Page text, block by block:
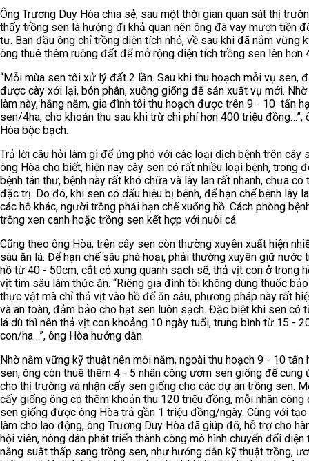
Ông Trương Duy Hòa chia sẻ, sau một thời gian quan sát thị
thấy trồng sen là hướng đi khả quan nên ông đã vay mượn tiền
tư. Ban đầu ông chỉ trồng diện tích nhỏ, về sau khi đã nắm vững
ông thuê thêm ruộng đất để mở rộng diện tích trồng sen lên hơn
“Mỗi mùa sen tôi xử lý đất 2 lần. Sau khi thu hoạch mỗi vụ sen,
được cày xới lại, bón phân, xuống giống để sản xuất vụ mới. Nhờ
làm này, hằng năm, gia đình tôi thu hoạch được trên 9 - 10 tấn
sen/4ha, cho khoản thu sau khi trừ chi phí hơn 400 triệu đồng…”,
Hòa bộc bạch.
Trả lời câu hỏi làm gì để ứng phó với các loại dịch bệnh trên cây
ông Hòa cho biết, hiện nay cây sen có rất nhiều loại bệnh, trong
bệnh tán thư, bệnh này rất khó chữa và lây lan rất nhanh, chưa có
đặc trị. Do đó, khi sen có dấu hiệu bị bệnh, để hạn chế bệnh lây
các hồ khác, người trồng phải hạn chế xuống hồ. Cách phòng
trồng xen canh hoặc trồng sen kết hợp với nuôi cá.
Cũng theo ông Hòa, trên cây sen còn thường xuyên xuất hiện
sâu ăn lá. Để hạn chế sâu phá hoại, phải thường xuyên giữ nước
hồ từ 40 - 50cm, cắt cỏ xung quanh sạch sẽ, thả vịt con ở trong
vịt tìm sâu làm thức ăn. “Riêng gia đình tôi không dùng thuốc
thực vật mà chỉ thả vịt vào hồ để ăn sâu, phương pháp này rất
và an toàn, đảm bảo cho hạt sen luôn sạch. Đặc biệt khi sen có
lá dù thì nên thả vịt con khoảng 10 ngày tuổi, trung bình từ 15 -
con/ha…”, ông Hòa hướng dẫn.
Nhờ nắm vững kỹ thuật nên mỗi năm, ngoài thu hoạch 9 - 10 tấn
sen, ông còn thuê thêm 4 - 5 nhân công ươm sen giống để cung
cho thị trường và nhận cấy sen giống cho các dự án trồng sen.
cấy giống ông có thêm khoản thu 120 triệu đồng, mỗi nhân công
sen giống được ông Hòa trả gần 1 triệu đồng/ngày. Cùng với
làm cho lao động, ông Trương Duy Hòa đã giúp đỡ, hỗ trợ cho
hội viên, nông dân phát triển thành công mô hình chuyển đổi diện
năng suất thấp sang trồng sen, như hướng dẫn kỹ thuật trồng,